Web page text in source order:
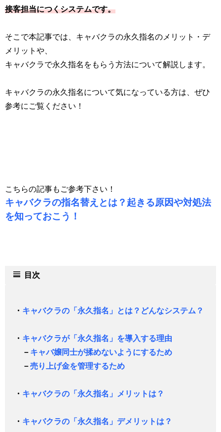
接客担当につくシステムです。
そこで本記事では、キャバクラの永久指名のメリット・デ
メリットや、
キャバクラで永久指名をもらう方法について解説します。
キャバクラの永久指名について気になっている方は、ぜひ
参考にご覧ください！
こちらの記事もご参考下さい！
キャバクラの指名替えとは？起きる原因や対処法
を知っておこう！
目次
・ キャバクラの「永久指名」とは？どんなシステム？
・ キャバクラが「永久指名」を導入する理由
－ キャバ嬢同士が揉めないようにするため
－売り上げ金を管理するため
・ キャバクラの「永久指名」メリットは？
・ キャバクラの「永久指名」デメリットは？